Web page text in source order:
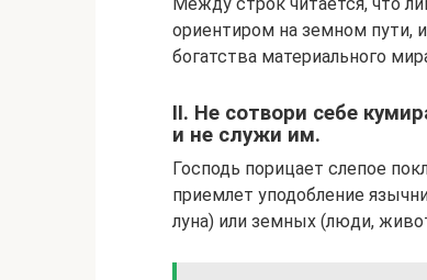
Между строк читается, что
ориентиром на земном пути,
богатства материального
II. Не сотвори себе
и не служи им.
Господь порицает слепое
приемлет уподобление
луна) или земных (люди,